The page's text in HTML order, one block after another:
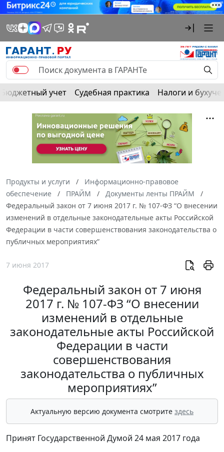
Бюджетный учет Судебная практика Налоги и
Продукты и услуги
Информационно-правовое
обеспечение
ПРАЙМ
Документы ленты ПРАЙМ
Федеральный закон от 7 июня 2017 г. № 107-ФЗ “О внесении
изменений в отдельные законодательные акты Российской
Федерации в части совершенствования законодательства о
публичных мероприятиях”
7 июня 2017
Федеральный закон от 7 июня
2017 г. № 107-ФЗ “О внесении
изменений в отдельные
законодательные акты Российской
Федерации в части
совершенствования
законодательства о публичных
мероприятиях”
Актуальную версию документа смотрите здесь
Принят Государственной Думой 24 мая 2017 года